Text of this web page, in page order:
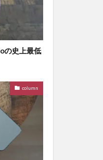
の史上最低
column